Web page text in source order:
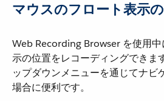
マウスのフロート表示
Web Recording Browser を使用
示の位置をレコーディングできま
ップダウンメニューを通じてナビ
場合に便利です。